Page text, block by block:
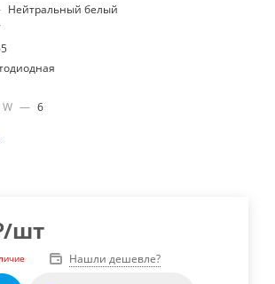
Нейтральный белый
— 6
/шт
Нашли дешевле?